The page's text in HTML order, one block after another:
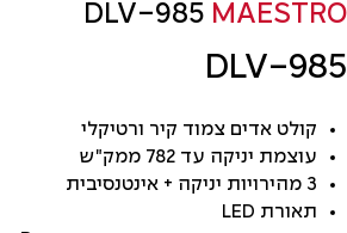
DLV-985 MAESTRO
DLV-985
קולט אדים צמוד קיר ורטיקלי
עוצמת יניקה עד 782 ממק"ש
3 מהירויות יניקה + אינטנסיבית
תאורת LED